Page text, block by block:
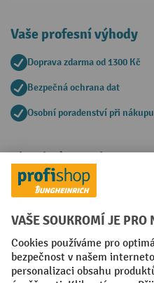
Vaše profesní výhody
Doprava zdarma od 1300 Kč
Bezpečná ochrana dat
Osobní poradenství při nákupu
Platební metody
Faktura
Sociální sítě
Facebook
YouTube
LinkedIn